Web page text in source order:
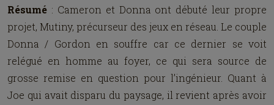
Résumé : Cameron et Donna ont débuté leur propre
projet, Mutiny, précurseur des jeux en réseau. Le couple
Donna / Gordon en souffre car ce dernier se voit
relégué en homme au foyer, ce qui sera source de
grosse remise en question pour l’ingénieur. Quant à
Joe qui avait disparu du paysage, il revient après avoir